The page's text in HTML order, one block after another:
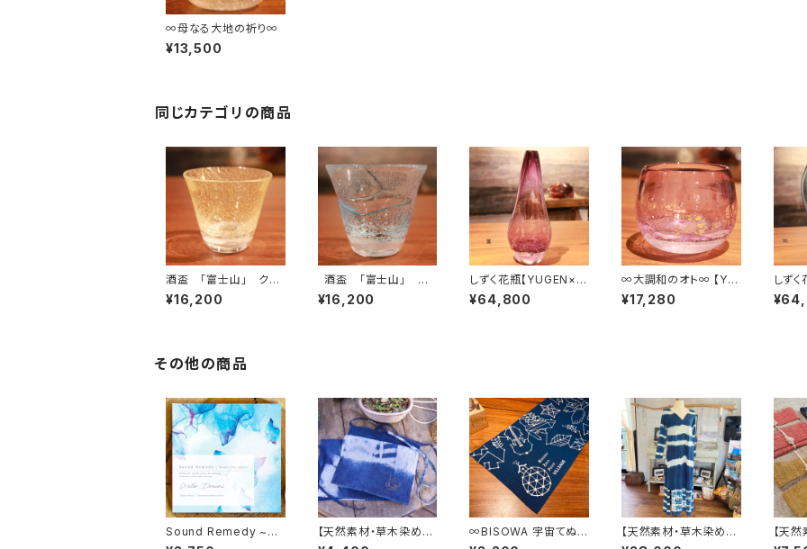
∞母なる大地の祈り∞
¥13,500
同じカテゴリの商品
酒盃 「富士山」 クリ
スタル
¥16,200
酒盃 「富士山」 マ
ラカイト
¥16,200
しずく花瓶【YUGEN×Bi
sowa×Cosmic HEM
P on the earth】
¥64,800
∞大調和のオト∞ 【YU
GEN×Bisowa×Cosm
ic HEMP on the eart
¥17,280
しず
P
その他の商品
Sound Remedy ~M
usic for salon~ / Wa
【天然素材・草木染め】
フンドシ
∞BISOWA 宇宙てぬぐ
い∞
【天然素材・草木染め】
フルスリーブワンピー
【天
財布